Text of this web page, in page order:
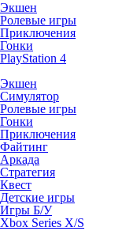
Экшен
Ролевые игры
Приключения
Гонки
PlayStation 4
Экшен
Симулятор
Ролевые игры
Гонки
Приключения
Файтинг
Аркада
Стратегия
Квест
Детские игры
Игры Б/У
Xbox Series X/S